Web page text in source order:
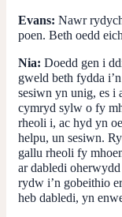
Evans: Nawr
poen. Beth oedd
Nia: Doedd gen i
gweld beth fydda
sesiwn yn unig, es i
cymryd sylw o fy
rheoli i, ac hyd yn
helpu, un sesiwn.
gallu rheoli fy
ar dabledi
rydw i’n gobeithio
heb dabledi, yn